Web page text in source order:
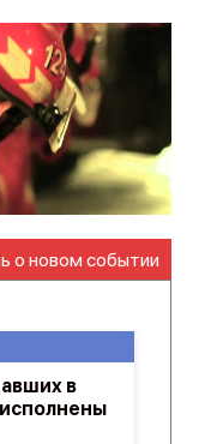
о новом событии
в